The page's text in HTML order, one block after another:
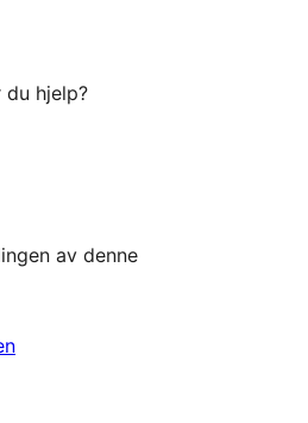
du hjelp?
av denne